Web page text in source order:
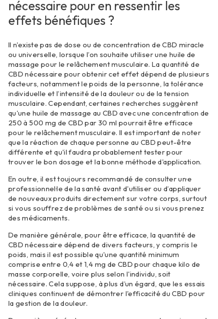
nécessaire pour en ressentir les
effets bénéfiques ?
Il n'existe pas de dose ou de concentration de CBD miracle
ou universelle, lorsque l’on souhaite utiliser une huile de
massage pour le relâchement musculaire. La quantité de
CBD nécessaire pour obtenir cet effet dépend de plusieurs
facteurs, notamment le poids de la personne, la tolérance
individuelle et l’intensité de la douleur ou de la tension
musculaire. Cependant, certaines recherches suggèrent
qu'une huile de massage au CBD avec une concentration de
250 à 500 mg de CBD par 30 ml pourrait être efficace
pour le relâchement musculaire. Il est important de noter
que la réaction de chaque personne au CBD peut-être
différente et qu'il faudra probablement tester pour
trouver le bon dosage et la bonne méthode d'application.
En outre, il est toujours recommandé de consulter un·e
professionnel·le de la santé avant d'utiliser ou d’appliquer
de nouveaux produits directement sur votre corps, surtout
si vous souffrez de problèmes de santé ou si vous prenez
des médicaments.
De manière générale, pour être efficace, la quantité de
CBD nécessaire dépend de divers facteurs, y compris le
poids, mais il est possible qu'une quantité minimum
comprise entre 0,4 et 1,4 mg de CBD pour chaque kilo de
masse corporelle, voire plus selon l'individu, soit
nécessaire. Cela suppose, à plus d’un égard, que les essais
cliniques continuent de démontrer l'efficacité du CBD pour
la gestion de la douleur.